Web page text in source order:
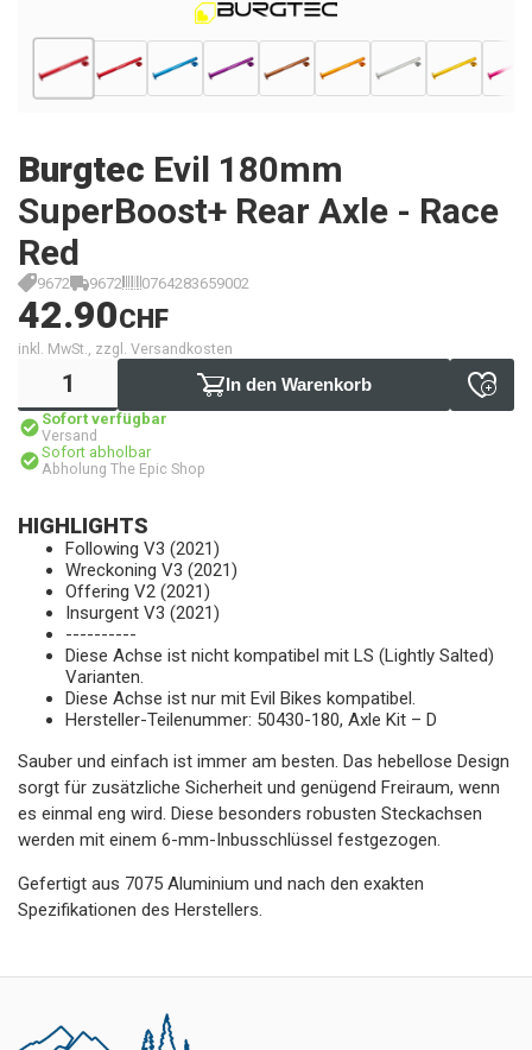
Burgtec Evil 180mm
SuperBoost+ Rear Axle - Race
Red
9672 9672 0764283659002
42.90CHF
inkl. MwSt., zzgl. Versandkosten
In den Warenkorb
Sofort verfügbar
Versand
Sofort abholbar
Abholung The Epic Shop
HIGHLIGHTS
Following V3 (2021)
Wreckoning V3 (2021)
Offering V2 (2021)
Insurgent V3 (2021)
----------
Diese Achse ist nicht kompatibel mit LS (Lightly Salted)
Varianten.
Diese Achse ist nur mit Evil Bikes kompatibel.
Hersteller-Teilenummer: 50430-180, Axle Kit – D
Sauber und einfach ist immer am besten. Das hebellose Design
sorgt für zusätzliche Sicherheit und genügend Freiraum, wenn
es einmal eng wird. Diese besonders robusten Steckachsen
werden mit einem 6-mm-Inbusschlüssel festgezogen.
Gefertigt aus 7075 Aluminium und nach den exakten
Spezifikationen des Herstellers.